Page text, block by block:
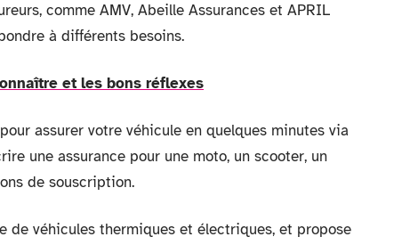
comme AMV, Abeille Assurances et APRIL
à différents besoins.
et les bons réflexes
assurer votre véhicule en quelques minutes via
une assurance pour une moto, un scooter, un
de souscription.
de véhicules thermiques et électriques, et propose